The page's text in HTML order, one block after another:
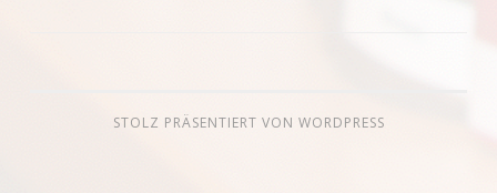
STOLZ PRÄSENTIERT VON WORDPRESS